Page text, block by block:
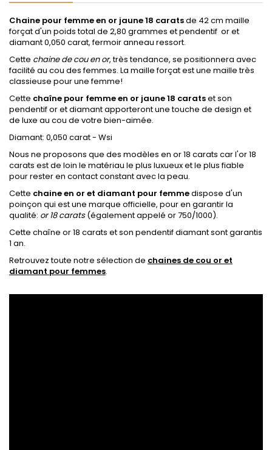
Chaine pour femme en or jaune 18 caratsde 42 cm maille
forçat d'un poids total de 2,80 grammes et pendentif or et
diamant 0,050 carat, fermoir anneau ressort.
Cette chaine de cou en or, très tendance, se positionnera avec
facilité au cou des femmes. La maille forçat est une maille très
classieuse pour une femme!
Cette chaîne pour femme en or jaune 18 caratset son
pendentif or et diamant apporteront une touche de design et
de luxe au cou de votre bien-aimée.
Diamant: 0,050 carat - Wsi
Nous ne proposons que des modèles en or 18 carats car l'or 18
carats est de loin le matériau le plus luxueux et le plus fiable
pour rester en contact constant avec la peau.
Cette chaine en or et diamant pour femmedispose d'un
poinçon qui est une marque officielle, pour en garantir la
qualité: or 18 carats(également appelé or 750/1000).
Cette chaîne or 18 carats et son pendentif diamant sont garantis
1 an.
Retrouvez toute notre sélection de chaines de cou or et
diamant pour femmes.